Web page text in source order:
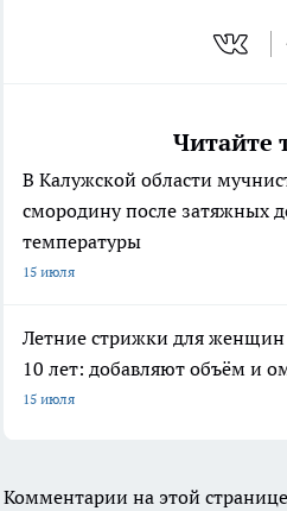
Читайте
В Калужской области
смородину после затяжных
температуры
15 июля
Летние стрижки для
10 лет: добавляют объём и
15 июля
Комментарии на этой